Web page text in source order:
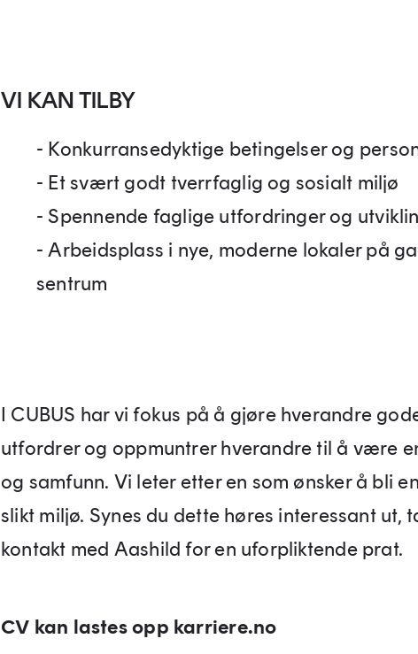
VI KAN TILBY
- Konkurransedyktige betingelser og
- Et svært godt tverrfaglig og sosialt miljø
- Spennende faglige utfordringer og
- Arbeidsplass i nye, moderne lokaler på
sentrum
I CUBUS har vi fokus på å gjøre hverandre
utfordrer og oppmuntrer hverandre til å være
og samfunn. Vi leter etter en som ønsker å bli
slikt miljø. Synes du dette høres interessant ut,
kontakt med Aashild for en uforpliktende prat.
CV kan lastes opp karriere.no